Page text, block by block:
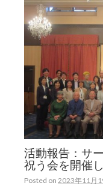
活動報告：サ
祝う会を開催
Posted on 2023年11月